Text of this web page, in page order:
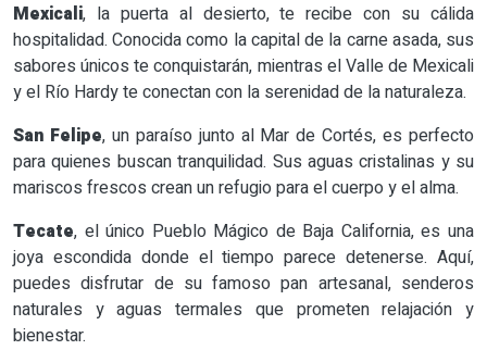
Mexicali, la puerta al desierto, te recibe con su cálida
hospitalidad. Conocida como la capital de la carne asada, sus
sabores únicos te conquistarán, mientras el Valle de Mexicali
y el Río Hardy te conectan con la serenidad de la naturaleza.
San Felipe, un paraíso junto al Mar de Cortés, es perfecto
para quienes buscan tranquilidad. Sus aguas cristalinas y su
mariscos frescos crean un refugio para el cuerpo y el alma.
Tecate, el único Pueblo Mágico de Baja California, es una
joya escondida donde el tiempo parece detenerse. Aquí,
puedes disfrutar de su famoso pan artesanal, senderos
naturales y aguas termales que prometen relajación y
bienestar.